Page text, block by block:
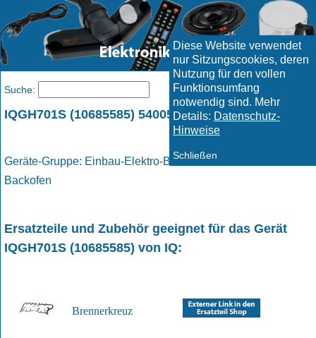
Diese Website verwendet
nur Sitzungscookies, deren
Nutzung für den vollen
Funktionsumfang
notwendig sind. Mehr
Details: Datenschutz-
Hinweise
Schließen
IQGH701S (10685585) 5400563349 / IQ
Geräte-Gruppe: Einbau-Elektro-Backofen / Elektro -
Backofen
Ersatzteile und Zubehör geeignet für das Gerät
IQGH701S (10685585) von IQ:
Brennerkreuz
Suche: